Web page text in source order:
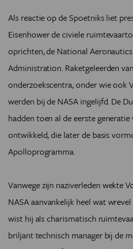
Als reactie op de Spoetniks liet
Eisenhower de civiele
oprichten, de National
Administration. Raketgeleerden
onderzoekscentra, onder wie ook
werden bij de NASA ingelijfd. De
hadden toen al de eerste
ontwikkeld, die later de basis
Apolloprogramma.
Vanwege zijn naziverleden wekte
NASA aanvankelijk heel wat
wist hij als charismatisch
briljant technisch manager bij de